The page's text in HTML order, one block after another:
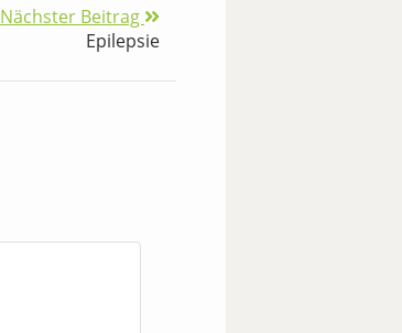
Nächster Beitrag
Epilepsie